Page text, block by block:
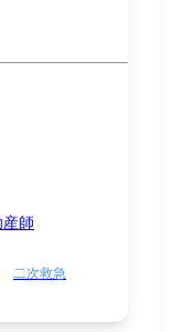
師
二次救急